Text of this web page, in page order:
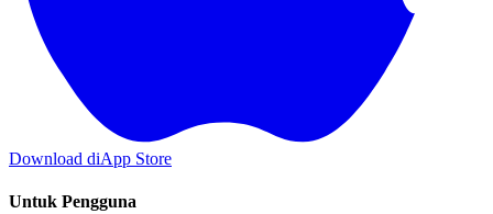
Download diApp Store
Untuk Pengguna